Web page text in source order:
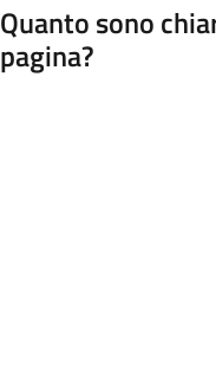
Quanto sono
pagina?